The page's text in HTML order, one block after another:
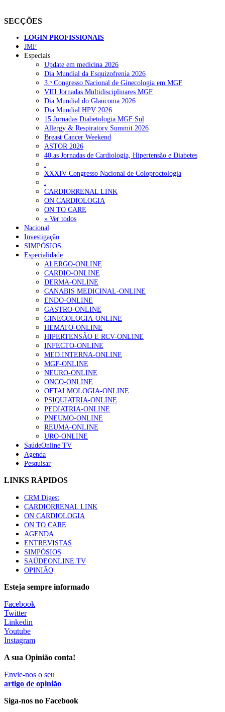
NOTÍCIAS RECENTES
Portugal está a formar os médicos de que precisa? 6 de Agosto,
Estudantes de Medicina representados na 79.ª World Health
Assembly 6 de Agosto, 2026
SCORA X-Change Portugal promove formação internacional
em saúde sexual e reprodutiva 6 de Agosto, 2026
ANEM reúne com coordenador do Pacto Estratégico para a
Saúde
Sindicato diz que nova carreira de médicos dentistas reforça
estabilidade no SNS
NOTÍCIAS MAIS LIDAS
Enfermagem Forense. “Da urgência ao tribunal, cada
gesto conta e cada profissional faz a diferença”
202 visualizações
Alguns milhares de utentes podem ficar sem médico de
família com nova regras do registo, alerta associação
175 visualizações
Quase quatro em cada dez doentes com enfarte
apresentavam níveis elevados de Lp(a), revela estudo
86 visualizações
“Os programas de rastreio do cancro do pulmão são
custo-efetivos e representam um investimento
sustentável para os sistemas de saúde”
66 visualizações
Trodelvy aprovado para primeira linha no cancro da
elegíveis para inibidores PD-(L)1
61 visualizações
Especialistas defendem mais potássio na alimentação
para ajudar a controlar a hipertensão
57 visualizações
MAIS NOTÍCIAS
Sindicato diz que nova carreira de médicos dentistas reforça
estabilidade no SNS
6 Ago, 2026
Mais de 400 utentes beneficiaram de comparticipação reforçada
para tratamentos de infertilidade na Madeira
6 Ago, 2026 0 Comments
SECÇÕES
LOGIN PROFISSIONAIS
JMF
Especiais
Update em medicina 2026
Dia Mundial da Esquizofrenia 2026
3.ᵒ Congresso Nacional de Ginecologia em MGF
VIII Jornadas Multidisciplinares MGF
Dia Mundial do Glaucoma 2026
Dia Mundial HPV 2026
15 Jornadas Diabetologia MGF Sul
Allergy & Respiratory Summit 2026
Breast Cancer Weekend
ASTOR 2026
40.as Jornadas de Cardiologia, Hipertensão e Diabetes
.
XXXIV Congresso Nacional de Coloproctologia
.
CARDIORRENAL LINK
ON CARDIOLOGIA
ON TO CARE
» Ver todos
Nacional
Investigação
SIMPÓSIOS
Especialidade
ALERGO-ONLINE
CARDIO-ONLINE
DERMA-ONLINE
CANABIS MEDICINAL-ONLINE
ENDO-ONLINE
GASTRO-ONLINE
GINECOLOGIA-ONLINE
HEMATO-ONLINE
HIPERTENSÃO E RCV-ONLINE
INFECTO-ONLINE
MED.INTERNA-ONLINE
MGF-ONLINE
NEURO-ONLINE
ONCO-ONLINE
OFTALMOLOGIA-ONLINE
PSIQUIATRIA-ONLINE
PEDIATRIA-ONLINE
PNEUMO-ONLINE
REUMA-ONLINE
URO-ONLINE
SaúdeOnline TV
Agenda
Pesquisar
LINKS RÁPIDOS
CRM Digest
CARDIORRENAL LINK
ON CARDIOLOGIA
ON TO CARE
AGENDA
ENTREVISTAS
SIMPÓSIOS
SAÚDEONLINE.TV
OPINIÃO
Esteja sempre informado
Facebook
Twitter
Linkedin
Youtube
Instagram
A sua Opinião conta!
Envie-nos o seu
artigo de opinião
Siga-nos no Facebook